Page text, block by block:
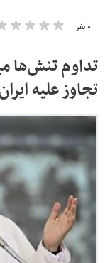
۰ نفر
تداوم تنش‌ها
تجاوز علیه